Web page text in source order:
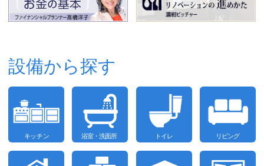
設備から探す